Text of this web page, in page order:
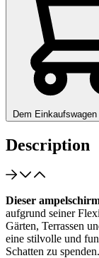
Dem
Description
Dieser
aufgrund seiner
Gärten, Terrassen
eine stilvolle und
Schatten zu spenden.